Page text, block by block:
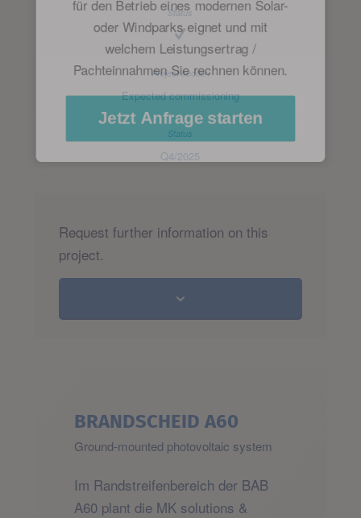
Expected commissioning
Q4/2025
Request further information on this
project.
BRANDSCHEID A60
Ground-mounted photovoltaic system
Im Randstreifenbereich der BAB
A60 plant die MK solutions &
für den Betrieb eines modernen Solar-
oder Windparks eignet und mit
welchem Leistungsertrag /
Pachteinnahmen Sie rechnen können.
Jetzt Anfrage starten